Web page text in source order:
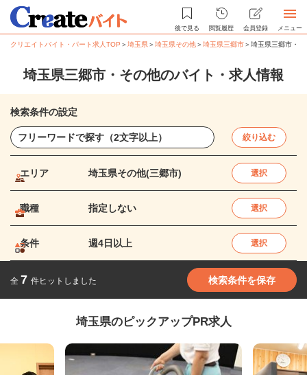
後で見る 閲覧履歴 会員登録 メニュー
クリエイトバイト・パート求人TOP ＞埼玉県＞埼玉県その他＞埼玉県三郷市＞埼玉県三郷市・
埼玉県三郷市・その他のバイト・求人情報
検索条件の設定
絞り込む
エリア 埼玉県その他(三郷市) 選択
職種 指定しない 選択
条件 週4日以上 選択
全 7 件ヒットしました 検索条件を保存
埼玉県のピックアップPR求人